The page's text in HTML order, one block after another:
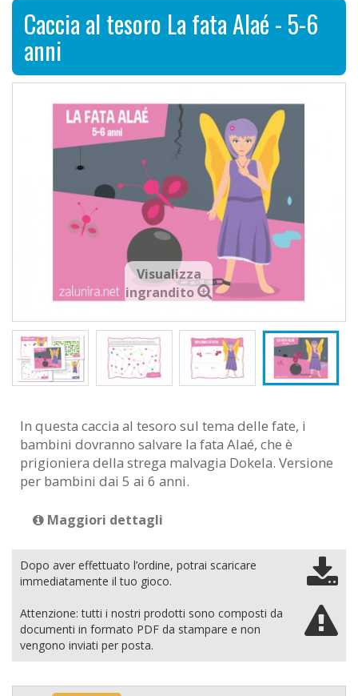
Caccia al tesoro La fata Alaé - 5-6
anni
Visualizza
ingrandito
In questa caccia al tesoro sul tema delle fate, i
bambini dovranno salvare la fata Alaé, che è
prigioniera della strega malvagia Dokela. Versione
per bambini dai 5 ai 6 anni.
Maggiori dettagli
Dopo aver effettuato l’ordine, potrai scaricare
immediatamente il tuo gioco.
Attenzione: tutti i nostri prodotti sono composti da
documenti in formato PDF da stampare e non
vengono inviati per posta.